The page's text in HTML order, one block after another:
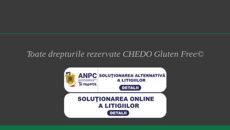
Toate drepturile rezervate CHEDO Gluten Free©